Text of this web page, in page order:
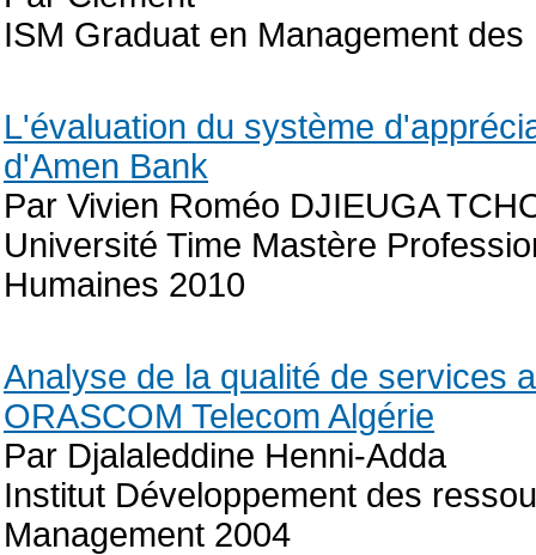
ISM Graduat en Management
L'évaluation du système
d'Amen Bank
Par Vivien Roméo DJIEUGA
Université Time Mastère
Humaines 2010
Analyse de la qualité de services
ORASCOM Telecom Algérie
Par Djalaleddine Henni-Adda
Institut Développement des
Management 2004